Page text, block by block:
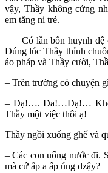
vậy, Thầy không cứng
em tăng ni trẻ.
Có lần bốn huynh đệ
Đúng lúc Thầy thỉnh
áo pháp và Thầy cười,
– Trên trường có chuyện
– Dạ!…. Da!…Dạ!…
Thầy một việc thôi ạ!
Thầy ngồi xuống ghế và
– Các con uống nước đi.
mà cứ ấp a ấp úng dzậy?